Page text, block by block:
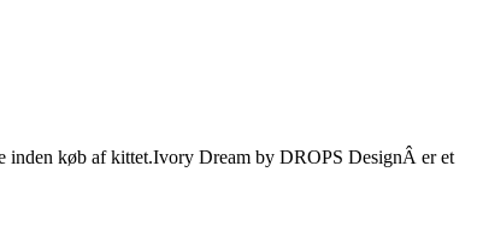
inden køb af kittet.Ivory Dream by DROPS DesignÂ er et